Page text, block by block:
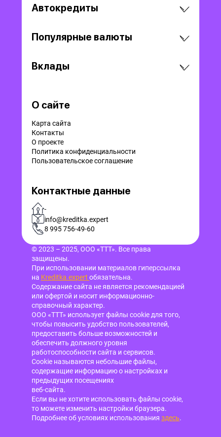
Автокредиты
Популярные валюты
Вклады
О сайте
Карта сайта
Контакты
О проекте
Политика конфиденциальности
Пользовательское соглашение
Контактные данные
-
info@kreditka.expert
8 995 756-49-60
© 2023 – 2025, ООО «ТТТ». Все права
защищены.
При использовании материалов гиперссылка
на Kreditka.expert обязательна.
Содержание сайта не является рекомендацией
или офертой и носит информационно-
справочный характер.
ООО «ТТТ» использует файлы cookie для того,
чтобы повысить удобство пользователей,
предоставить больше возможностей и
обеспечить должного уровня
работоспособности сайта и сервисов.
Cookie называются небольшие файлы,
содержащие информацию о настройках и
предыдущих посещениях
веб-сайта.
Если вы не хотите использовать файлы cookie,
то можете изменить настройки браузера.
Подробнее об условиях использования здесь.